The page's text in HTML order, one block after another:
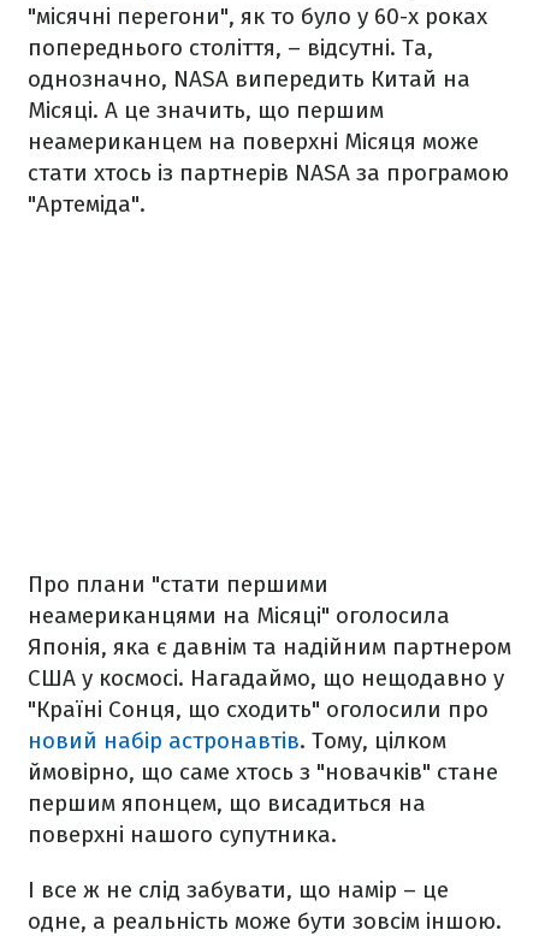
"місячні перегони", як то було у 60-х роках
попереднього століття, – відсутні. Та,
однозначно, NASA випередить Китай на
Місяці. А це значить, що першим
неамериканцем на поверхні Місяця може
стати хтось із партнерів NASA за програмою
"Артеміда".
Про плани "стати першими
неамериканцями на Місяці" оголосила
Японія, яка є давнім та надійним партнером
США у космосі. Нагадаймо, що нещодавно у
"Країні Сонця, що сходить" оголосили про
новий набір астронавтів. Тому, цілком
ймовірно, що саме хтось з "новачків" стане
першим японцем, що висадиться на
поверхні нашого супутника.
І все ж не слід забувати, що намір – це
одне, а реальність може бути зовсім іншою.